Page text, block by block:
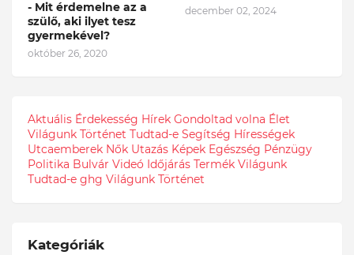
- Mit érdemelne az a
szülő, aki ilyet tesz
gyermekével?
október 26, 2020
december 02, 2024
Aktuális Érdekesség Hírek Gondoltad volna Élet
Világunk Történet Tudtad-e Segítség Hírességek
Utcaemberek Nők Utazás Képek Egészség Pénzügy
Politika Bulvár Videó Időjárás Termék Világunk
Tudtad-e ghg Világunk Történet
Kategóriák